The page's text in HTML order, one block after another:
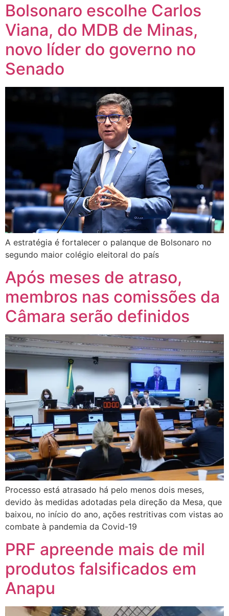
Bolsonaro escolhe Carlos
Viana, do MDB de Minas,
novo líder do governo no
Senado
A estratégia é fortalecer o palanque de Bolsonaro no
segundo maior colégio eleitoral do país
Após meses de atraso,
membros nas comissões da
Câmara serão definidos
Processo está atrasado há pelo menos dois meses,
devido às medidas adotadas pela direção da Mesa, que
baixou, no início do ano, ações restritivas com vistas ao
combate à pandemia da Covid-19
PRF apreende mais de mil
produtos falsificados em
Anapu